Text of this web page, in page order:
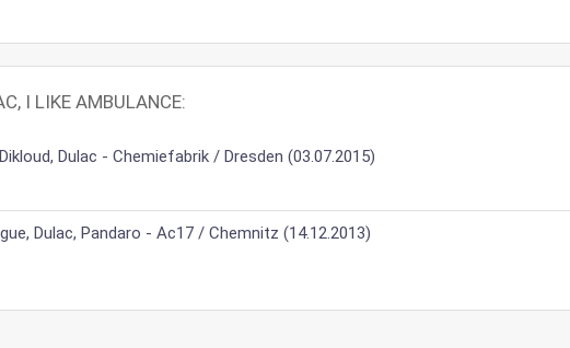
I LIKE AMBULANCE:
Dulac - Chemiefabrik / Dresden (03.07.2015)
Dulac, Pandaro - Ac17 / Chemnitz (14.12.2013)